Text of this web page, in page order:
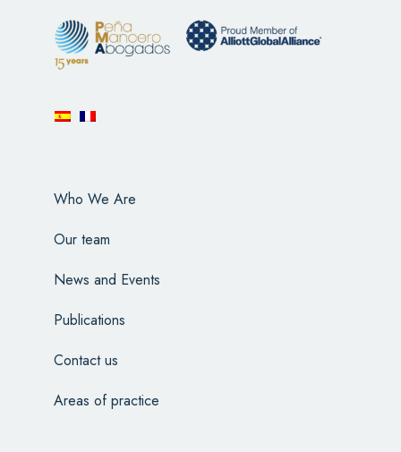
Who We Are
Our team
News and Events
Publications
Contact us
Areas of practice